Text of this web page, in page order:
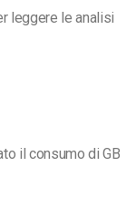
leggere le analisi
il consumo di GB